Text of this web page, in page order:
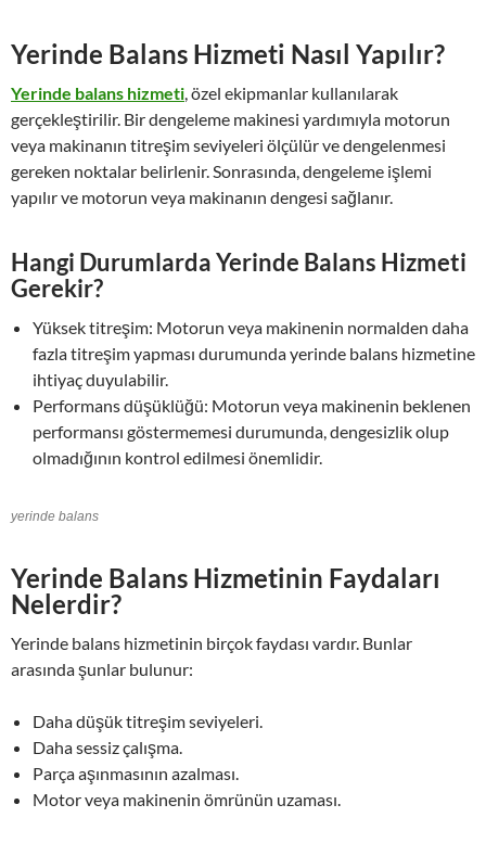
Yerinde Balans Hizmeti Nasıl Yapılır?
Yerinde balans hizmeti, özel ekipmanlar kullanılarak
gerçekleştirilir. Bir dengeleme makinesi yardımıyla motorun
veya makinanın titreşim seviyeleri ölçülür ve dengelenmesi
gereken noktalar belirlenir. Sonrasında, dengeleme işlemi
yapılır ve motorun veya makinanın dengesi sağlanır.
Hangi Durumlarda Yerinde Balans Hizmeti
Gerekir?
Yüksek titreşim: Motorun veya makinenin normalden daha
fazla titreşim yapması durumunda yerinde balans hizmetine
ihtiyaç duyulabilir.
Performans düşüklüğü: Motorun veya makinenin beklenen
performansı göstermemesi durumunda, dengesizlik olup
olmadığının kontrol edilmesi önemlidir.
yerinde balans
Yerinde Balans Hizmetinin Faydaları
Nelerdir?
Yerinde balans hizmetinin birçok faydası vardır. Bunlar
arasında şunlar bulunur:
Daha düşük titreşim seviyeleri.
Daha sessiz çalışma.
Parça aşınmasının azalması.
Motor veya makinenin ömrünün uzaması.